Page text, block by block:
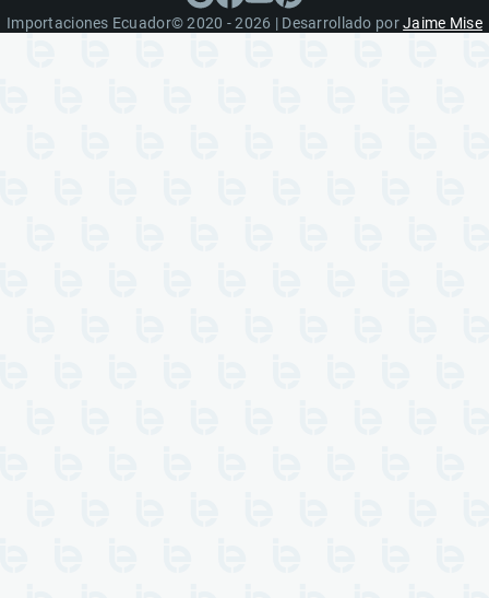
Importaciones Ecuador© 2020 - 2026 | Desarrollado porJaime Mise